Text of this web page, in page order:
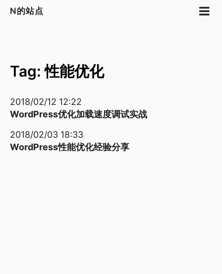
N的站点
Tag: 性能优化
2018/02/12 12:22
WordPress优化加载速度调试实战
2018/02/03 18:33
WordPress性能优化经验分享